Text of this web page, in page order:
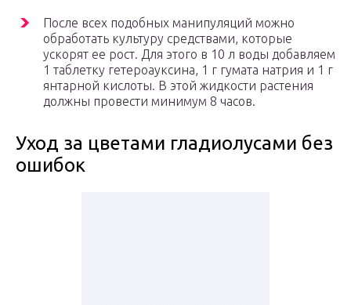
После всех подобных манипуляций можно
обработать культуру средствами, которые
ускорят ее рост. Для этого в 10 л воды добавляем
1 таблетку гетероауксина, 1 г гумата натрия и 1 г
янтарной кислоты. В этой жидкости растения
должны провести минимум 8 часов.
Уход за цветами гладиолусами без
ошибок